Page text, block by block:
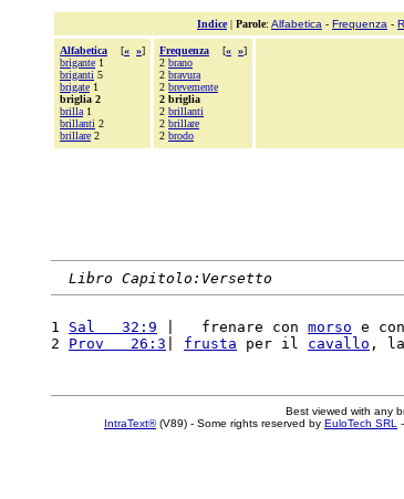
Indice| Parole: Alfabetica - Frequenza -
Alfabetica [« »]
brigante 1
briganti 5
brigate 1
briglia 2
brilla 1
brillanti 2
brillare 2
Frequenza [« »]
2 brano
2 bravura
2 brevemente
2 briglia
2 brillanti
2 brillare
2 brodo
Libro Capitolo:Versetto
1 Sal   32:9 |   frenare con morso e
2 Prov   26:3 frusta per il cavallo ,
Best viewed with any
IntraText®(V89) - Some rights reserved by EuloTech SRL